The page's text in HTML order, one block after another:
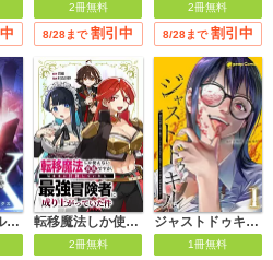
2冊無料
8/28まで 割引中
2冊無料
8/28まで 割引中
監禁区域レベルX【タテヨミ】 転移魔法しか使えない貴族ですが、気ままに冒険していたら最強冒険者に成り上がっていた件
2冊無料
ジャストドゥキル 猟奇的殺人鬼→低カースト女子高生に転生したので殺人記録更新決定！【単行本版】
1冊無料